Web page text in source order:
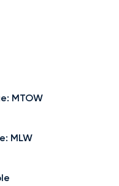
MTOW
MLW